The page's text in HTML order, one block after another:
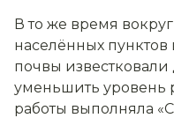
В то же время
населённых
почвы
уменьшить уровень
работы выполняла